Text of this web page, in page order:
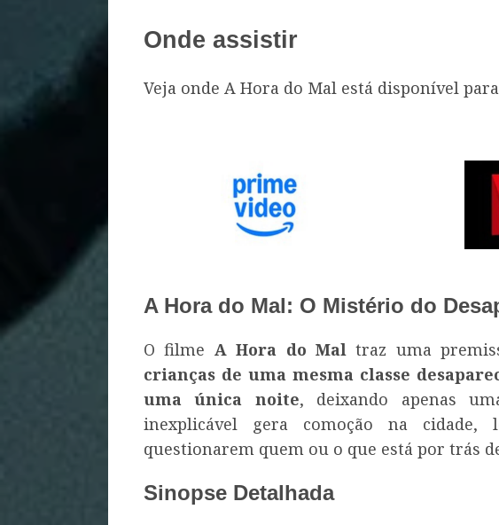
Onde assistir
Veja onde A Hora do Mal está disponível
A Hora do Mal: O Mistério do
O filme A Hora do Maltraz uma
crianças de uma mesma classe
uma única noite, deixando apenas
inexplicável gera comoção na cidade,
questionarem quem ou o que está por trás
Sinopse Detalhada